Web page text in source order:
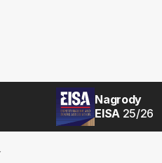
Nagrody
EISA 25/26